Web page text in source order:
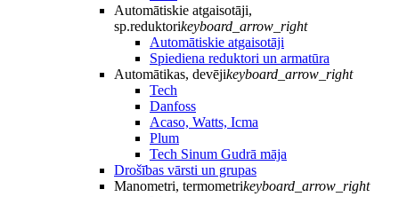
Automātiskie atgaisotāji,
sp.reduktorikeyboard_arrow_right
Automātiskie atgaisotāji
Spiediena reduktori un armatūra
Automātikas, devējikeyboard_arrow_right
Tech
Danfoss
Acaso, Watts, Icma
Plum
Tech Sinum Gudrā māja
Drošības vārsti un grupas
Manometri, termometrikeyboard_arrow_right